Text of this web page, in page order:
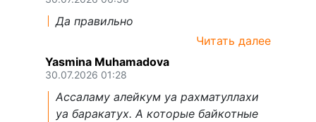
Да правильно
Читать далее
Yasmina Muhamadova
30.07.2026 01:28
Ассаламу алейкум уа рахматуллахи
уа баракатух. А которые байкотные